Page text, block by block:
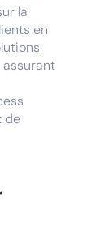
la
en
assurant
de